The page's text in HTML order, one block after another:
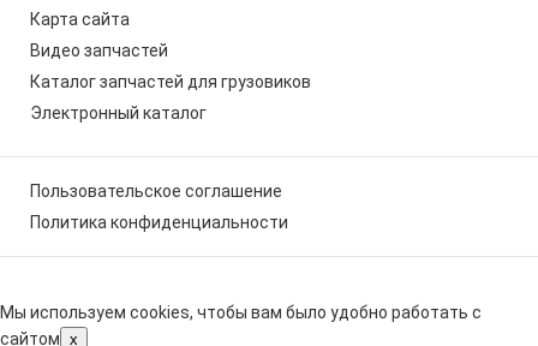
Карта сайта
Видео запчастей
Каталог запчастей для грузовиков
Электронный каталог
Пользовательское соглашение
Политика конфиденциальности
Мы используем cookies, чтобы вам было удобно работать с
сайтом x